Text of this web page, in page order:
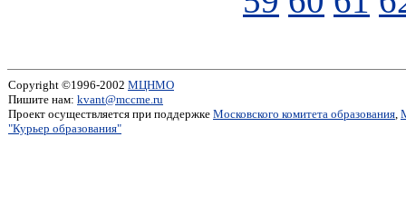
Copyright ©1996-2002 МЦНМО
Пишите нам: kvant@mccme.ru
Проект осуществляется при поддержке Московского комитета образования,
"Курьер образования"